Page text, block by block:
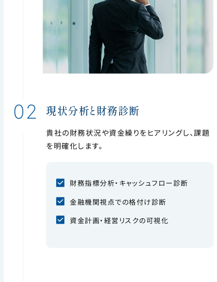
02 現状分析と財務診断
貴社の財務状況や資金繰りをヒアリングし、課題
を明確化します。
財務指標分析・キャッシュフロー診断
金融機関視点での格付け診断
資金計画・経営リスクの可視化